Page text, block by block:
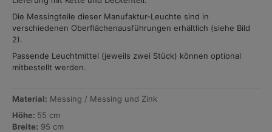
Die Messingteile dieser Manufaktur-Leuchte sind in
verschiedenen Oberflächenausführungen erhältlich (siehe Bild
2).
Passende Leuchtmittel (jeweils zwei Stück) können optional
mitbestellt werden.
Material: Messing / Messing und Zink
Höhe: 55 cm
Breite: 95 cm